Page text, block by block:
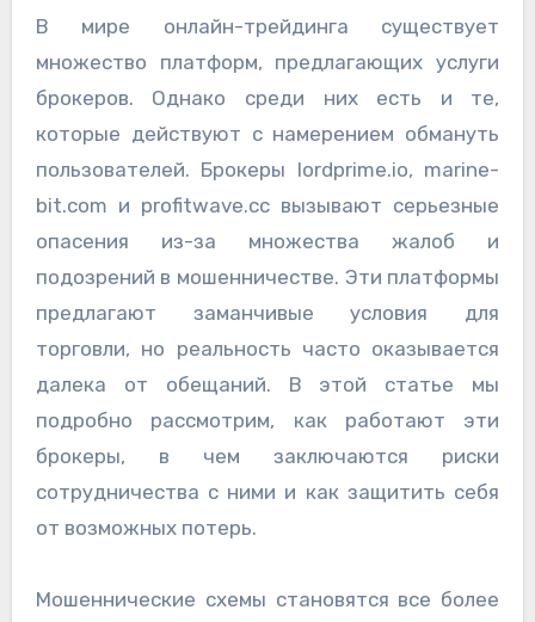
В мире онлайн-трейдинга существует
множество платформ, предлагающих услуги
брокеров. Однако среди них есть и те,
которые действуют с намерением обмануть
пользователей. Брокеры lordprime.io, marine-
bit.com и profitwave.cc вызывают серьезные
опасения из-за множества жалоб и
подозрений в мошенничестве. Эти платформы
предлагают заманчивые условия для
торговли, но реальность часто оказывается
далека от обещаний. В этой статье мы
подробно рассмотрим, как работают эти
брокеры, в чем заключаются риски
сотрудничества с ними и как защитить себя
от возможных потерь.
Мошеннические схемы становятся все более